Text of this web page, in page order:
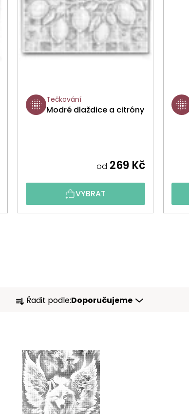
Tečkování
Modré dlaždice a citróny
od 269 Kč
VYBRAT
Ř
E
N
Řadit podle:Doporučujeme